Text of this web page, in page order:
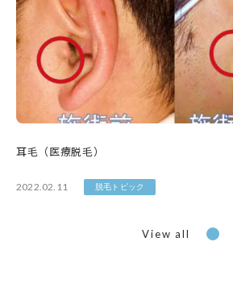
耳毛（医療脱毛）
2022.02.11 脱毛トピック
View all